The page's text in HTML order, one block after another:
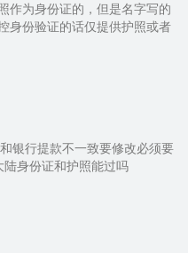
作为身份证的，但是名字写的
身份验证的话仅提供护照或者
银行提款不一致要修改必须要
身份证和护照能过吗